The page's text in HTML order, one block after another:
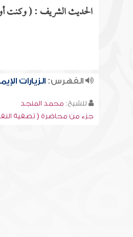
الحديث الشريف : ( وكنت
الفهرس:الزيارات
للشيخ: محمد المنجد
جزء من محاضرة ( تصفية